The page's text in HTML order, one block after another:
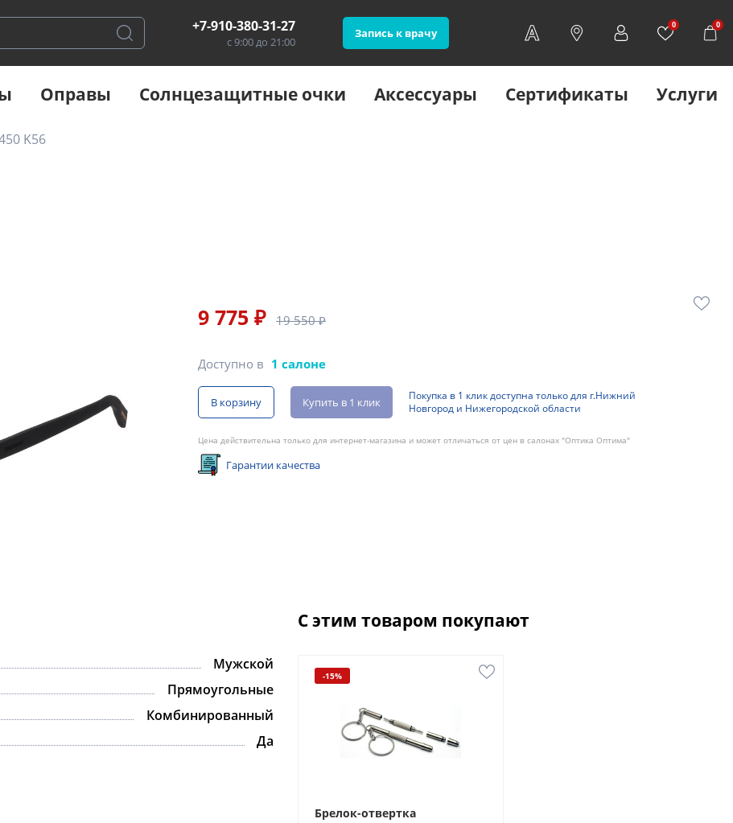
+7-910-380-31-27
с 9:00 до 21:00
Запись к врачу
0 0
Оправы Солнцезащитные очки Аксессуары Сертификаты Услуги
K56
9 775 ₽ 19 550 ₽
Доступно в 1 салоне
В корзину Купить в 1 клик
Покупка в 1 клик доступна только для г.Нижний
Новгород и Нижегородской области
Цена действительна только для интернет-магазина и может отличаться от цен в салонах "Оптика Оптима"
Гарантии качества
Мужской
Прямоугольные
Комбинированный
Да
С этим товаром покупают
-15%
Брелок-отвертка